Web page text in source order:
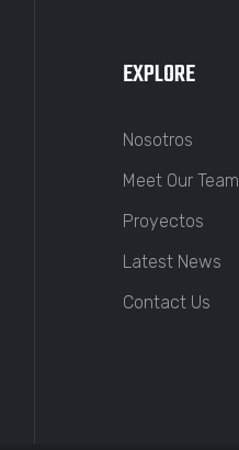
EXPLORE
Nosotros
Meet Our Team
Proyectos
Latest News
Contact Us